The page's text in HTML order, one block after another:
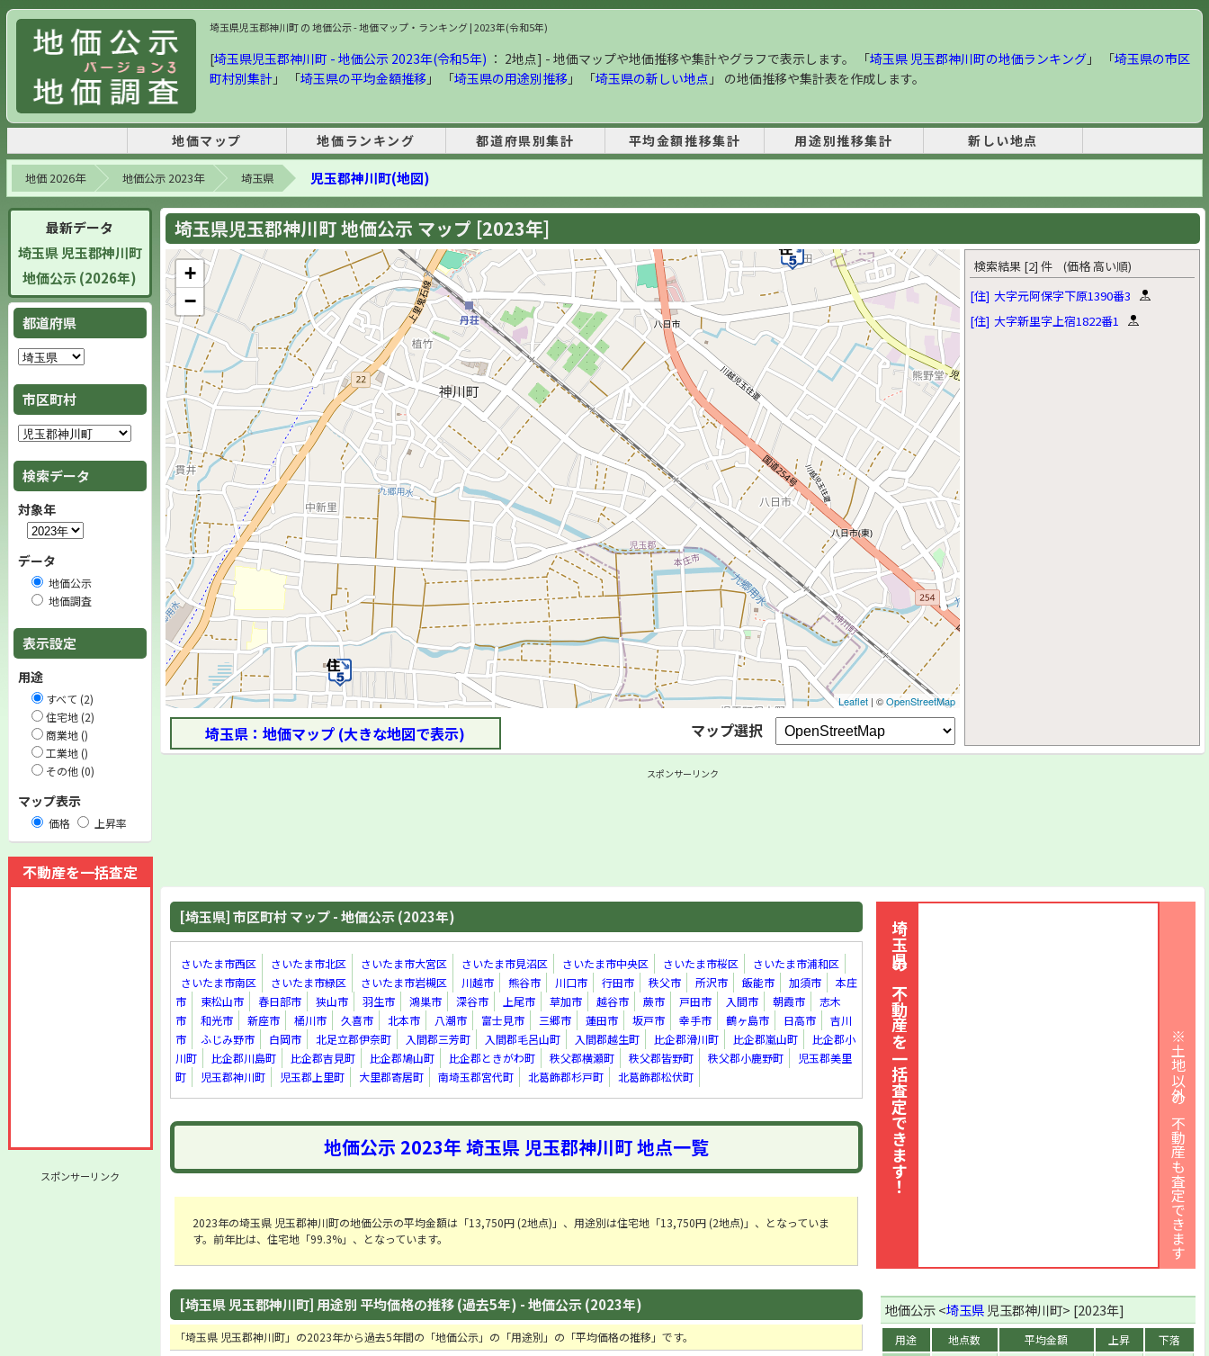
埼玉県児玉郡神川町 の 地価公示 - 地価マップ・ランキング | 2023年(令和5年)
[埼玉県児玉郡神川町 - 地価公示 2023年(令和5年) ： 2地点] - 地価マップや地価推移や集計やグラフで表示します。 「埼玉県 児玉郡神川町の地価ランキング」 「埼玉県の市区
町村別集計」 「埼玉県の平均金額推移」 「埼玉県の用途別推移」 「埼玉県の新しい地点 」 の地価推移や集計表を作成します。
地価マップ 地価ランキング 都道府県別集計 平均金額推移集計 用途別推移集計 新しい地点
地価 2026年 地価公示 2023年 埼玉県 児玉郡神川町(地図)
最新データ
埼玉県 児玉郡神川町
地価公示 (2026年)
都道府県
市区町村
検索データ
対象年
データ
地価公示
地価調査
表示設定
用途
すべて (2)
住宅地 (2)
商業地 ()
工業地 ()
その他 (0)
マップ表示
価格 上昇率
不動産を一括査定
スポンサーリンク
埼玉県児玉郡神川町 地価公示 マップ [2023年]
+
−
Leaflet| ©OpenStreetMap
埼玉県：地価マップ (大きな地図で表示) マップ選択
検索結果 [2] 件 (価格 高い順)
[住] 大字元阿保字下原1390番3
[住] 大字新里字上宿1822番1
スポンサーリンク
[埼玉県] 市区町村 マップ - 地価公示 (2023年)
さいたま市西区 さいたま市北区 さいたま市大宮区 さいたま市見沼区 さいたま市中央区 さいたま市桜区
さいたま市浦和区
さいたま市南区
さいたま市緑区 さいたま市岩槻区 川越市 熊谷市 川口市 行田市 秩父市 所沢市 飯能市 加須市
本庄
市
東松山市 春日部市 狭山市 羽生市 鴻巣市 深谷市 上尾市 草加市 越谷市 蕨市 戸田市 入間市 朝霞市
志木
市
和光市 新座市 桶川市 久喜市 北本市 八潮市 富士見市 三郷市 蓮田市 坂戸市 幸手市 鶴ヶ島市 日高市
吉川
市
ふじみ野市 白岡市 北足立郡伊奈町 入間郡三芳町 入間郡毛呂山町 入間郡越生町 比企郡滑川町 比企郡嵐山町
比企郡小
川町
比企郡川島町 比企郡吉見町 比企郡鳩山町 比企郡ときがわ町 秩父郡横瀬町 秩父郡皆野町 秩父郡小鹿野町
児玉郡美里
町
児玉郡神川町 児玉郡上里町 大里郡寄居町 南埼玉郡宮代町 北葛飾郡杉戸町 北葛飾郡松伏町
地価公示 2023年 埼玉県 児玉郡神川町 地点一覧
2023年の埼玉県 児玉郡神川町の地価公示の平均金額は「13,750円 (2地点)」、用途別は住宅地「13,750円 (2地点)」、となっていま
す。前年比は、住宅地「99.3%」、となっています。
[埼玉県 児玉郡神川町] 用途別 平均価格の推移 (過去5年) - 地価公示 (2023年)
「埼玉県 児玉郡神川町」の2023年から過去5年間の「地価公示」の「用途別」の「平均価格の推移」です。
埼玉県の不動産を一括査定できます！ ※土地以外の不動産も査定できます
地価公示 <埼玉県児玉郡神川町> [2023年]
用途 地点数 平均金額 上昇
下落